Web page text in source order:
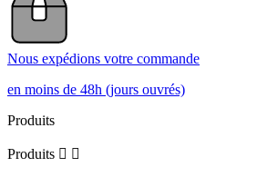
Nous expédions votre commande
en moins de 48h (jours ouvrés)
Produits
Produits  